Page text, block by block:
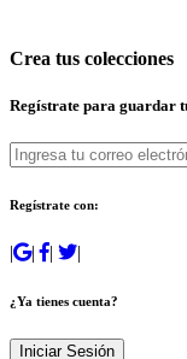
Crea tus colecciones
Regístrate para guardar
Regístrate con:
| | | |
¿Ya tienes cuenta?
Iniciar Sesión